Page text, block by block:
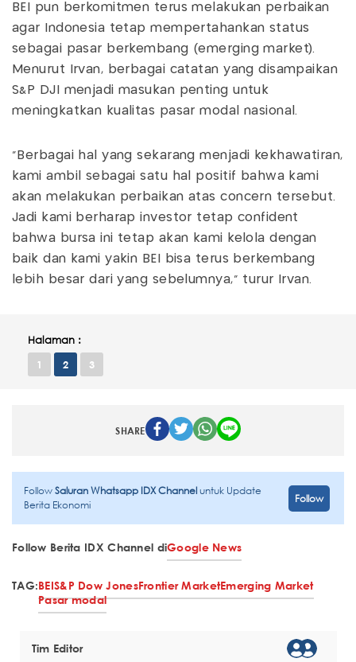
BEI pun berkomitmen terus melakukan perbaikan
agar Indonesia tetap mempertahankan status
sebagai pasar berkembang (emerging market).
Menurut Irvan, berbagai catatan yang disampaikan
S&P DJI menjadi masukan penting untuk
meningkatkan kualitas pasar modal nasional.
“Berbagai hal yang sekarang menjadi kekhawatiran,
kami ambil sebagai satu hal positif bahwa kami
akan melakukan perbaikan atas concern tersebut.
Jadi kami berharap investor tetap confident
bahwa bursa ini tetap akan kami kelola dengan
baik dan kami yakin BEI bisa terus berkembang
lebih besar dari yang sebelumnya,” turur Irvan.
Halaman :
1 2 3
SHARE
FollowSaluran Whatsapp IDX Channeluntuk Update
Berita Ekonomi
Follow
Follow Berita IDX Channel diGoogle News
TAG:BEIS&P Dow JonesFrontier MarketEmerging Market
Pasar modal
Tim Editor